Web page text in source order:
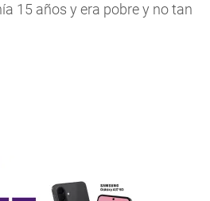
15 años y era pobre y no tan